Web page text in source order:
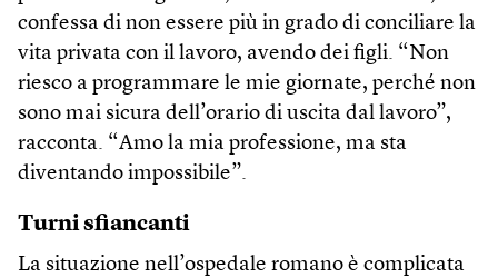
confessa di non essere più in grado di conciliare la
vita privata con il lavoro, avendo dei figli. “Non
riesco a programmare le mie giornate, perché non
sono mai sicura dell’orario di uscita dal lavoro”,
racconta. “Amo la mia professione, ma sta
diventando impossibile”.
Turni sfiancanti
La situazione nell’ospedale romano è complicata